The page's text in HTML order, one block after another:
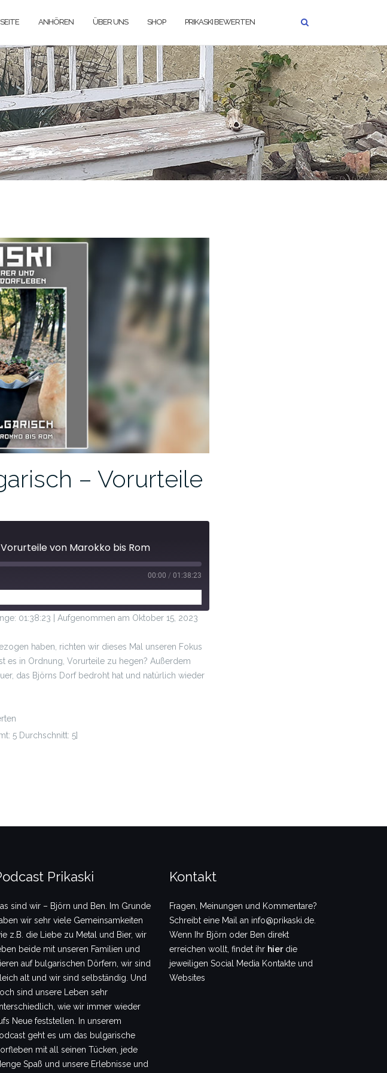
ANHÖREN ÜBER UNS SHOP PRIKASKI BEWERTEN
– Vorurteile
von Marokko bis Rom
00:00 / 01:38:23
01:38:23 | Aufgenommen am Oktober 15, 2023
haben, richten wir dieses Mal unseren Fokus
es in Ordnung, Vorurteile zu hegen? Außerdem
das Björns Dorf bedroht hat und natürlich wieder
5Durchschnitt: 5]
Prikaski
sind wir – Björn und Ben. Im Grunde
wir sehr viele Gemeinsamkeiten
z.B. die Liebe zu Metal und Bier, wir
beide mit unseren Familien und
auf bulgarischen Dörfern, wir sind
alt und wir sind selbständig. Und
sind unsere Leben sehr
wie wir immer wieder
Neue feststellen. In unserem
geht es um das bulgarische
mit all seinen Tücken, jede
Spaß und unsere Erlebnisse und
Kontakt
Fragen, Meinungen und Kommentare?
Schreibt eine Mail an info@prikaski.de.
Wenn Ihr Björn oder Ben direkt
erreichen wollt, findet ihr hierdie
jeweiligen Social Media Kontakte und
Websites